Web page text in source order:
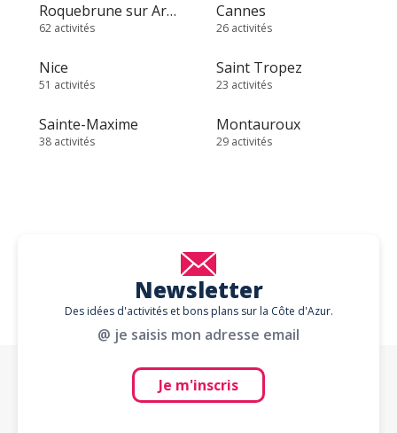
Roquebrune sur Argens
62 activités
Cannes
26 activités
Nice
51 activités
Saint Tropez
23 activités
Sainte-Maxime
38 activités
Montauroux
29 activités
Newsletter
Des idées d'activités et bons plans sur la Côte d'Azur.
@ je saisis mon adresse email
Je m'inscris